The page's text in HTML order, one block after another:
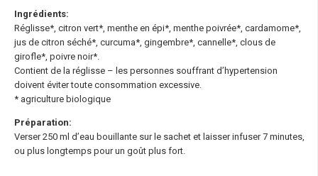
Ingrédients:
Réglisse*, citron vert*, menthe en épi*, menthe poivrée*, cardamome*,
jus de citron séché*, curcuma*, gingembre*, cannelle*, clous de
girofle*, poivre noir*.
Contient de la réglisse – les personnes souffrant d’hypertension
doivent éviter toute consommation excessive.
* agriculture biologique
Préparation:
Verser 250 ml d’eau bouillante sur le sachet et laisser infuser 7 minutes,
ou plus longtemps pour un goût plus fort.